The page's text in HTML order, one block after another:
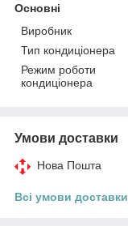
Основні
Виробник
Тип кондиціонера
Режим роботи
кондиціонера
Умови доставки
Нова Пошта
Всі умови доставки